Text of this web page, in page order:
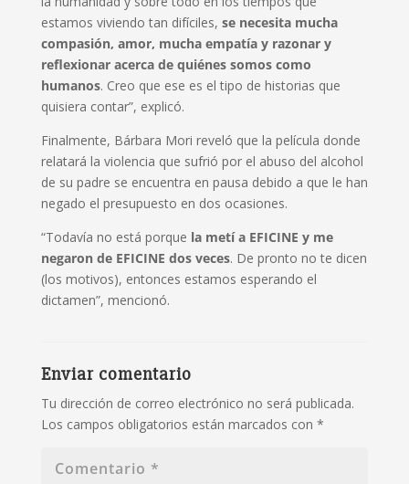
estamos viviendo tan difíciles, se necesita mucha
compasión, amor, mucha empatía y razonar y
reflexionar acerca de quiénes somos como
humanos. Creo que ese es el tipo de historias que
quisiera contar”, explicó.
Finalmente, Bárbara Mori reveló que la película donde
relatará la violencia que sufrió por el abuso del alcohol
de su padre se encuentra en pausa debido a que le han
negado el presupuesto en dos ocasiones.
“Todavía no está porque la metí a EFICINE y me
negaron de EFICINE dos veces. De pronto no te dicen
(los motivos), entonces estamos esperando el
dictamen”, mencionó.
Enviar comentario
Tu dirección de correo electrónico no será publicada.
Los campos obligatorios están marcados con *